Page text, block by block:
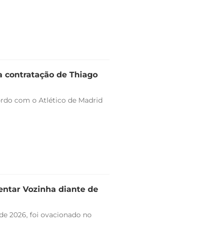
contratação de Thiago
com o Atlético de Madrid
Vozinha diante de
2026, foi ovacionado no